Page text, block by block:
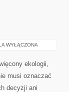
WYŁĄCZONA
ekologii,
musi oznaczać
decyzji ani